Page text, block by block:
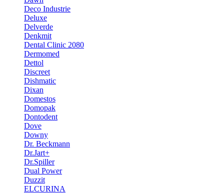
Deco Industrie
Deluxe
Delverde
Denkmit
Dental Clinic 2080
Dermomed
Dettol
Discreet
Dishmatic
Dixan
Domestos
Domopak
Dontodent
Dove
Downy
Dr. Beckmann
Dr.Jart+
Dr.Spiller
Dual Power
Duzzit
ELCURINA